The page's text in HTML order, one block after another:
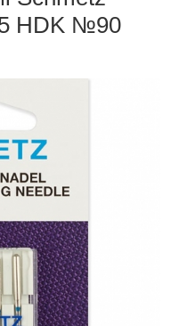
HDK №90